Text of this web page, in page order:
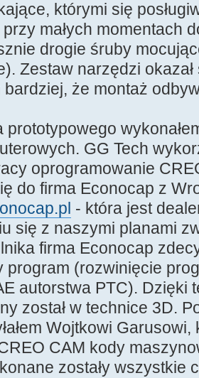
którymi się
przy małych momentach
drogie śruby
Zestaw narzędzi
że montaż
prototypowego
GG Tech
oprogramowanie
do firma Econocap z
- która jest
się z naszymi planami
firma Econocap
program (rozwinięcie
autorstwa PTC). Dzięki
został w technice 3D.
Wojtkowi Garusowi,
CAM kody
zostały wszystkie